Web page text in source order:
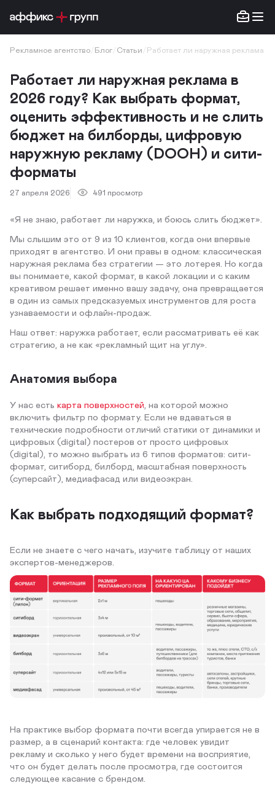
Рекламное агентство Блог Статьи Работает ли наружная реклама
Работает ли наружная реклама в
2026 году? Как выбрать формат,
оценить эффективность и не слить
бюджет на билборды, цифровую
наружную рекламу (DOOH) и сити-
форматы
27 апреля 2026 491 просмотр
«Я не знаю, работает ли наружка, и боюсь слить бюджет».
Мы слышим это от 9 из 10 клиентов, когда они впервые
приходят в агентство. И они правы в одном: классическая
наружная реклама без стратегии — это лотерея. Но когда
вы понимаете, какой формат, в какой локации и с каким
креативом решает именно вашу задачу, она превращается
в один из самых предсказуемых инструментов для роста
узнаваемости и офлайн-продаж.
Наш ответ: наружка работает, если рассматривать её как
стратегию, а не как «рекламный щит на углу».
Анатомия выбора
У нас есть карта поверхностей , на которой можно
включить фильтр по формату. Если не вдаваться в
технические подробности отличий статики от динамики и
цифровых (digital) постеров от просто цифровых
(digital), то можно выбрать из 6 типов форматов: сити-
формат, ситиборд, билборд, масштабная поверхность
(суперсайт), медиафасад или видеоэкран.
Как выбрать подходящий формат?
Если не знаете с чего начать, изучите таблицу от наших
экспертов-менеджеров.
На практике выбор формата почти всегда упирается не в
размер, а в сценарий контакта: где человек увидит
рекламу и сколько у него будет времени на восприятие,
что он будет делать после просмотра, где состоится
следующее касание с брендом.